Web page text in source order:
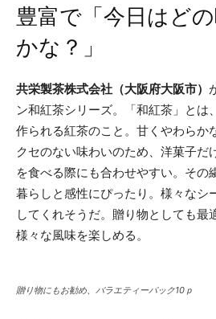
豊富で「今日はど
かな？」
共栄製茶株式会社（大阪府大阪市）
ン和紅茶シリーズ。「和紅茶」とは
作られる紅茶のこと。甘くやわらか
クセのない味わいのため、洋菓子だ
を食べる際にも合わせやすい。その
暮らしと感性にぴったり。様々なシ
してくれそうだ。贈り物としても最
様々な風味を楽しめる。
贈り物にもお勧め、バラエティーパック10ｐ